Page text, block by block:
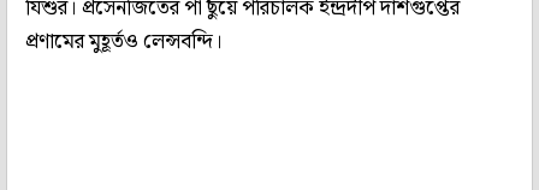
যিশুর। প্রসেনজিতের পা ছুঁয়ে পরিচালক ইন্দ্রদীপ দাশগুপ্তের
প্রণামের মুহূর্তও লেন্সবন্দি।